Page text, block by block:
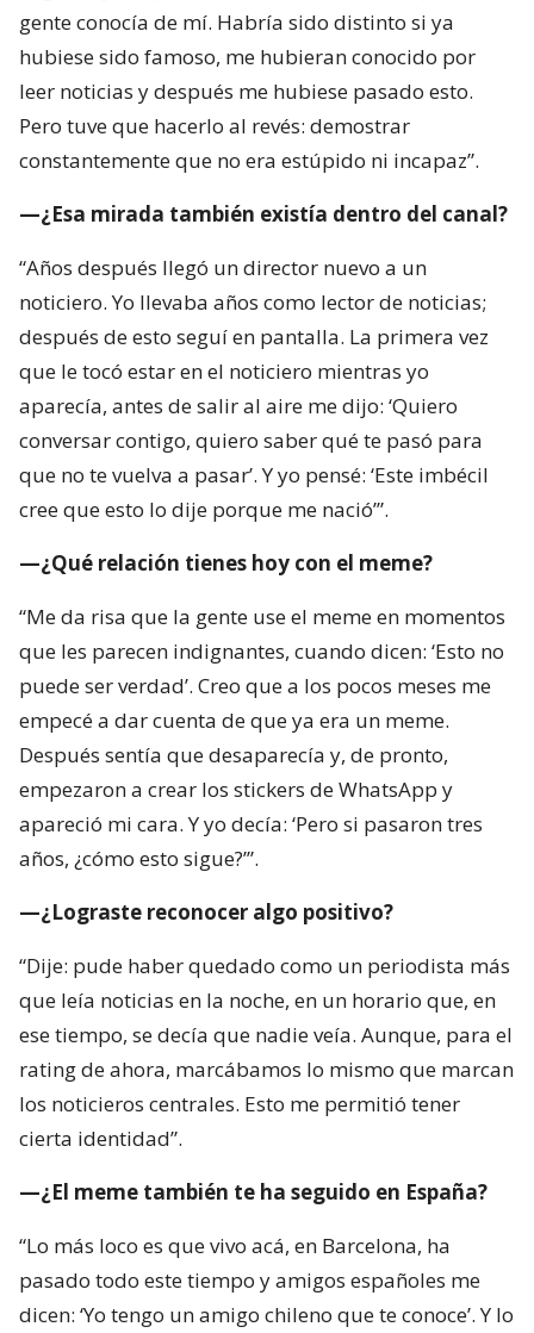
gente conocía de mí. Habría sido distinto si ya
hubiese sido famoso, me hubieran conocido por
leer noticias y después me hubiese pasado esto.
Pero tuve que hacerlo al revés: demostrar
constantemente que no era estúpido ni incapaz”.
—¿Esa mirada también existía dentro del canal?
“Años después llegó un director nuevo a un
noticiero. Yo llevaba años como lector de noticias;
después de esto seguí en pantalla. La primera vez
que le tocó estar en el noticiero mientras yo
aparecía, antes de salir al aire me dijo: ‘Quiero
conversar contigo, quiero saber qué te pasó para
que no te vuelva a pasar’. Y yo pensé: ‘Este imbécil
cree que esto lo dije porque me nació’”.
—¿Qué relación tienes hoy con el meme?
“Me da risa que la gente use el meme en momentos
que les parecen indignantes, cuando dicen: ‘Esto no
puede ser verdad’. Creo que a los pocos meses me
empecé a dar cuenta de que ya era un meme.
Después sentía que desaparecía y, de pronto,
empezaron a crear los stickers de WhatsApp y
apareció mi cara. Y yo decía: ‘Pero si pasaron tres
años, ¿cómo esto sigue?’”.
—¿Lograste reconocer algo positivo?
“Dije: pude haber quedado como un periodista más
que leía noticias en la noche, en un horario que, en
ese tiempo, se decía que nadie veía. Aunque, para el
rating de ahora, marcábamos lo mismo que marcan
los noticieros centrales. Esto me permitió tener
cierta identidad”.
—¿El meme también te ha seguido en España?
“Lo más loco es que vivo acá, en Barcelona, ha
pasado todo este tiempo y amigos españoles me
dicen: ‘Yo tengo un amigo chileno que te conoce’. Y lo